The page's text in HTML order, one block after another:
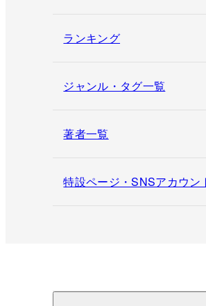
ランキング
ジャンル・タグ一覧
著者一覧
特設ページ・SNSアカウン